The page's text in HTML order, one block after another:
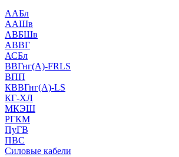
ААБл
ААШв
АВБШв
АВВГ
АСБл
ВВГнг(А)-FRLS
ВПП
КВВГнг(А)-LS
КГ-ХЛ
МКЭШ
РГКМ
ПуГВ
ПВС
Силовые кабели